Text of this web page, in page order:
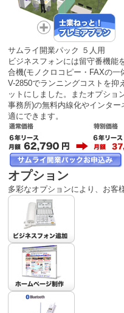
サムライ開業パック ５人用
ビジネスフォンには留守番機能
合機(モノクロコピー・FAXの
V-2850でランニングコストを抑
ットにしました。またオプショ
事務所)の無料内線化やインタ
適にできます。
オプション
多彩なオプションにより、お客